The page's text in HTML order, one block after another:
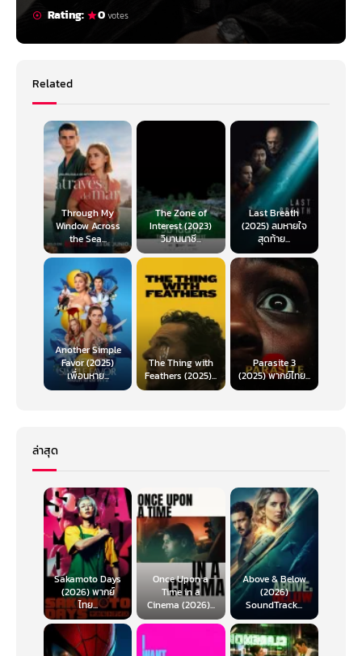
Rating:
0votes
Related
Through My
Window Across
the Sea...
The Zone of
Interest (2023)
วิมานนาซี...
Last Breath
(2025) ลมหายใจ
สุดท้าย...
Another Simple
Favor (2025)
เพื่อนหาย...
The Thing with
Feathers (2025)...
Parasite 3
(2025) พากย์ไทย...
ล่าสุด
Sakamoto Days
(2026) พากย์
ไทย...
Once Upon a
Time in a
Cinema (2026)...
Above & Below
(2026)
SoundTrack...